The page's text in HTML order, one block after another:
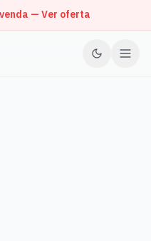
— Ver oferta